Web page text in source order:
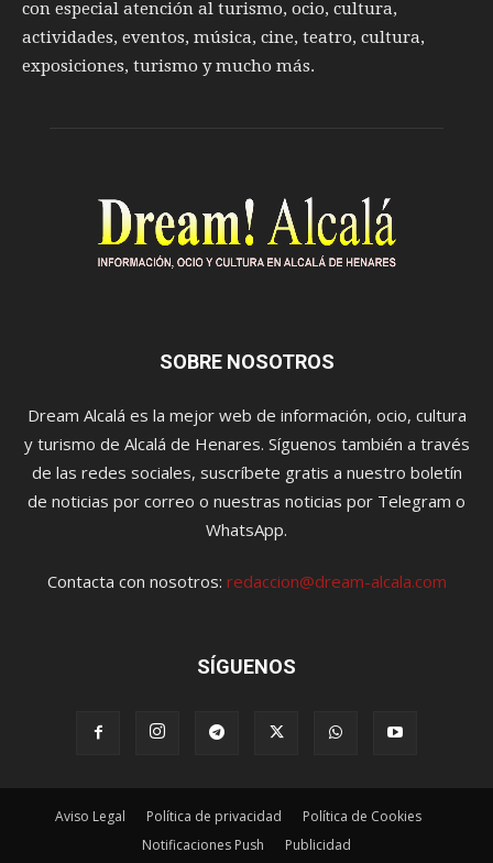
con especial atención al turismo, ocio, cultura,
actividades, eventos, música, cine, teatro, cultura,
exposiciones, turismo y mucho más.
SOBRE NOSOTROS
Dream Alcalá es la mejor web de información, ocio, cultura
y turismo de Alcalá de Henares. Síguenos también a través
de las redes sociales, suscríbete gratis a nuestro boletín
de noticias por correo o nuestras noticias por Telegram o
WhatsApp.
Contacta con nosotros: redaccion@dream-alcala.com
SÍGUENOS
Aviso Legal Política de privacidad
Política de Cookies
Notificaciones Push
Publicidad